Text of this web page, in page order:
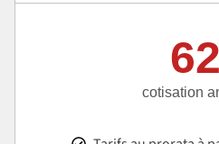
62
cotisation